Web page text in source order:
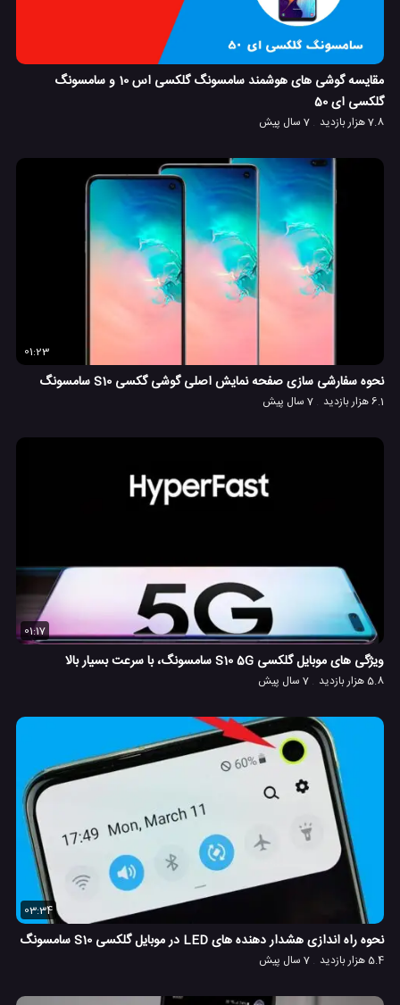
مقایسه گوشی های هوشمند سامسونگ گلکسی اس 10 و سامسونگ
گلکسی ای 50
7.8 هزار بازدید 7 سال پیش
01:23
نحوه سفارشی سازی صفحه نمایش اصلی گوشی گکسی S10 سامسونگ
6.1 هزار بازدید 7 سال پیش
01:17
ویژگی های موبایل گلکسی S10 5G سامسونگ، با سرعت بسیار بالا
5.8 هزار بازدید 7 سال پیش
03:34
نحوه راه اندازی هشدار دهنده های LED در موبایل گلکسی S10 سامسونگ
5.4 هزار بازدید 7 سال پیش